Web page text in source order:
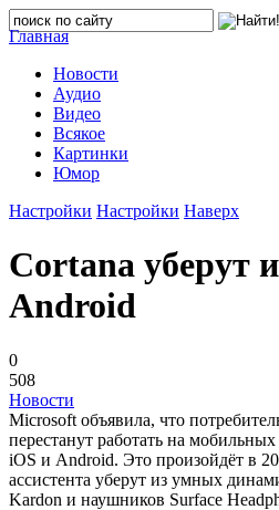
Главная
Новости
Аудио
Видео
Всякое
Картинки
Юмор
Настройки Настройки Наверх
Cortana уберут
Android
0
508
Новости
Microsoft объявила, что
перестанут работать на
iOS и Android. Это произойдёт в
ассистента уберут из умных
Kardon и наушников Surface